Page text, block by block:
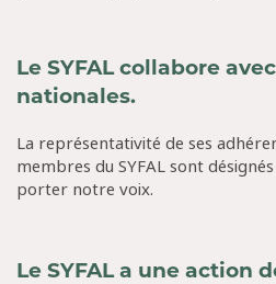
Le SYFAL collabore
nationales.
La représentativité de ses
membres du SYFAL sont
porter notre voix.
Le SYFAL a une action